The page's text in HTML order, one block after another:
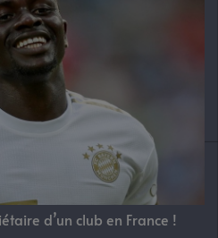
d’un club en France !